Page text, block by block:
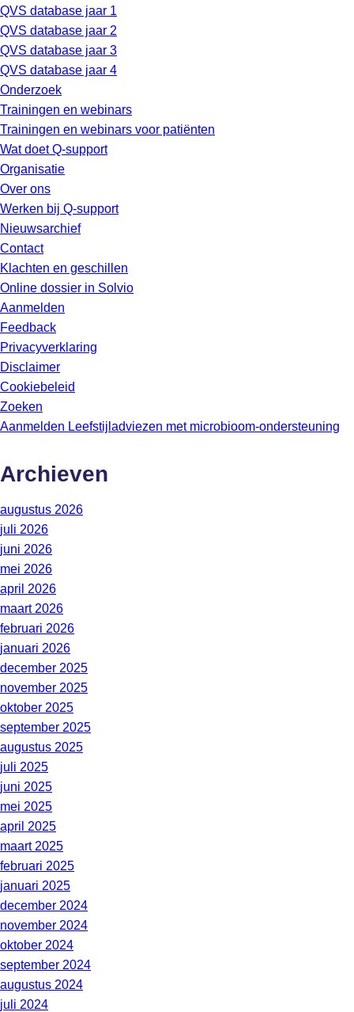
QVS database jaar 1
QVS database jaar 2
QVS database jaar 3
QVS database jaar 4
Onderzoek
Trainingen en webinars
Trainingen en webinars voor patiënten
Wat doet Q-support
Organisatie
Over ons
Werken bij Q-support
Nieuwsarchief
Contact
Klachten en geschillen
Online dossier in Solvio
Aanmelden
Feedback
Privacyverklaring
Disclaimer
Cookiebeleid
Zoeken
Aanmelden Leefstijladviezen met microbioom-ondersteuning
Archieven
augustus 2026
juli 2026
juni 2026
mei 2026
april 2026
maart 2026
februari 2026
januari 2026
december 2025
november 2025
oktober 2025
september 2025
augustus 2025
juli 2025
juni 2025
mei 2025
april 2025
maart 2025
februari 2025
januari 2025
december 2024
november 2024
oktober 2024
september 2024
augustus 2024
juli 2024